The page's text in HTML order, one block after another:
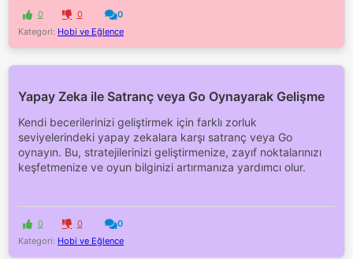
0 0
0
Kategori: Hobi ve Eğlence
Yapay Zeka ile Satranç veya Go Oynayarak Gelişme
Kendi becerilerinizi geliştirmek için farklı zorluk
seviyelerindeki yapay zekalara karşı satranç veya Go
oynayın. Bu, stratejilerinizi geliştirmenize, zayıf noktalarınızı
keşfetmenize ve oyun bilginizi artırmanıza yardımcı olur.
0 0
0
Kategori: Hobi ve Eğlence